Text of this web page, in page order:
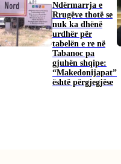
Ndërmarrja e
Rrugëve thotë se
nuk ka dhënë
urdhër për
tabelën e re në
Tabanoc pa
gjuhën shqipe:
“Makedonijapat”
është përgjegjëse